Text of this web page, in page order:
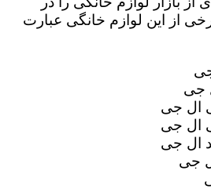
از این لوازم خانگی عبارت
جی
ال جی
ال جی
ال جی
جی